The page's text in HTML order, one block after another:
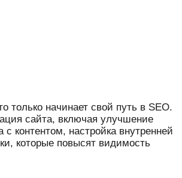
только начинает свой путь в SEO.
сайта, включая улучшение
с контентом, настройка внутренней
которые повысят видимость